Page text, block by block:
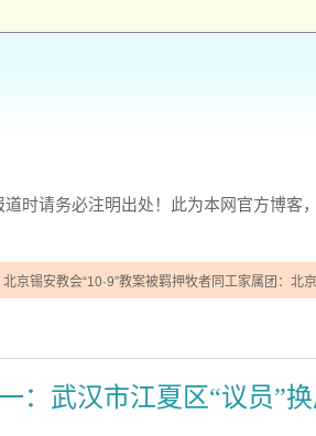
时请务必注明出处！此为本网官方博客
北京锡安教会“10·9”教案被羁押牧者同工家属团：北
：武汉市江夏区“议员”